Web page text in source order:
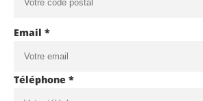
Email *
Téléphone *